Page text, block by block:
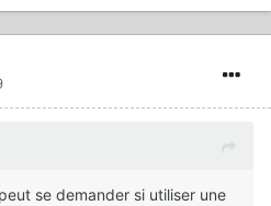
se demander si utiliser une